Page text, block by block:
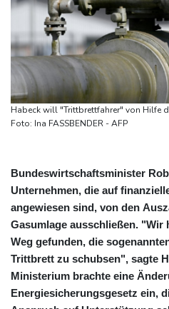
Habeck will "Trittbrettfahrer" von Hilfe
Foto: Ina FASSBENDER - AFP
Bundeswirtschaftsminister
Unternehmen, die auf
angewiesen sind, von den
Gasumlage ausschließen. "Wir
Weg gefunden, die
Trittbrett zu schubsen", sagte
Ministerium brachte eine
Energiesicherungsgesetz ein,